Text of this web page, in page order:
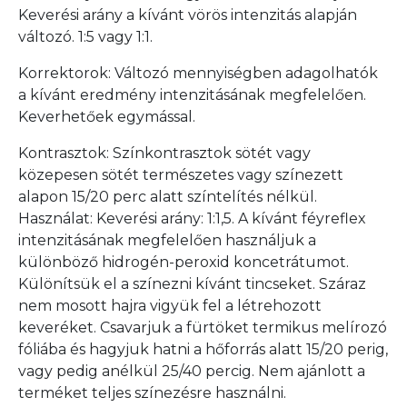
Keverési arány a kívánt vörös intenzitás alapján
változó. 1:5 vagy 1:1.
Korrektorok: Változó mennyiségben adagolhatók
a kívánt eredmény intenzitásának megfelelően.
Keverhetőek egymással.
Kontrasztok: Színkontrasztok sötét vagy
közepesen sötét természetes vagy színezett
alapon 15/20 perc alatt színtelítés nélkül.
Használat: Keverési arány: 1:1,5. A kívánt féyreflex
intenzitásának megfelelően használjuk a
különböző hidrogén-peroxid koncetrátumot.
Különítsük el a színezni kívánt tincseket. Száraz
nem mosott hajra vigyük fel a létrehozott
keveréket. Csavarjuk a fürtöket termikus melírozó
fóliába és hagyjuk hatni a hőforrás alatt 15/20 perig,
vagy pedig anélkül 25/40 percig. Nem ajánlott a
terméket teljes színezésre használni.